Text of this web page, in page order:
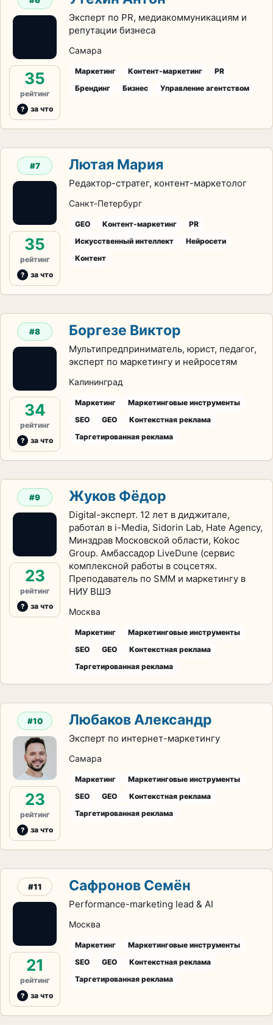
35
рейтинг
за что
Эксперт по PR, медиакоммуникациям и
репутации бизнеса
Самара
Маркетинг Контент-маркетинг
PR
Брендинг
Бизнес Управление агентством
#7
35
рейтинг
за что
Лютая Мария
Редактор-стратег, контент-маркетолог
Санкт-Петербург
GEO Контент-маркетинг
PR
Искусственный интеллект
Нейросети
Контент
#8
34
рейтинг
за что
Боргезе Виктор
Мультипредприниматель, юрист, педагог,
эксперт по маркетингу и нейросетям
Калининград
Маркетинг
Маркетинговые инструменты
SEO
GEO
Контекстная реклама
Таргетированная реклама
#9
23
рейтинг
за что
Жуков Фёдор
Digital-эксперт. 12 лет в диджитале,
работал в i-Media, Sidorin Lab, Hate Agency,
Минздрав Московской области, Kokoc
Group. Амбассадор LiveDune (сервис
комплексной работы в соцсетях.
Преподаватель по SMM и маркетингу в
НИУ ВШЭ
Москва
Маркетинг
Маркетинговые инструменты
SEO
GEO
Контекстная реклама
Таргетированная реклама
#10
23
рейтинг
за что
Любаков Александр
Эксперт по интернет-маркетингу
Самара
Маркетинг
Маркетинговые инструменты
SEO
GEO
Контекстная реклама
Таргетированная реклама
#11
21
рейтинг
за что
Сафронов Семён
Performance-marketing lead & AI
Москва
Маркетинг
Маркетинговые инструменты
SEO
GEO
Контекстная реклама
Таргетированная реклама